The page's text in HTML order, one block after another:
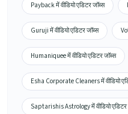
Payback में वीडियो एडिटर जॉब्स
Guruji में वीडियो एडिटर जॉब्स
Humaniquee में वीडियो एडिटर जॉब्स
Esha Corporate Cleaners में वीडियो
Saptarishis Astrology में वीडियो एडिटर